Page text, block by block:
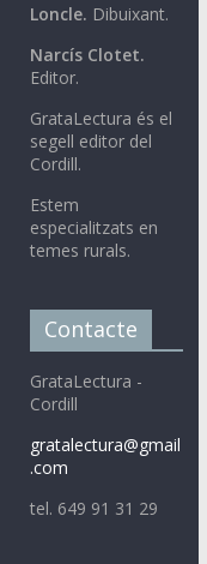
Loncle. Dibuixant.
Narcís Clotet.
Editor.
GrataLectura és el
segell editor del
Cordill.
Estem
especialitzats en
temes rurals.
Contacte
GrataLectura -
Cordill
gratalectura@gmail
.com
tel. 649 91 31 29